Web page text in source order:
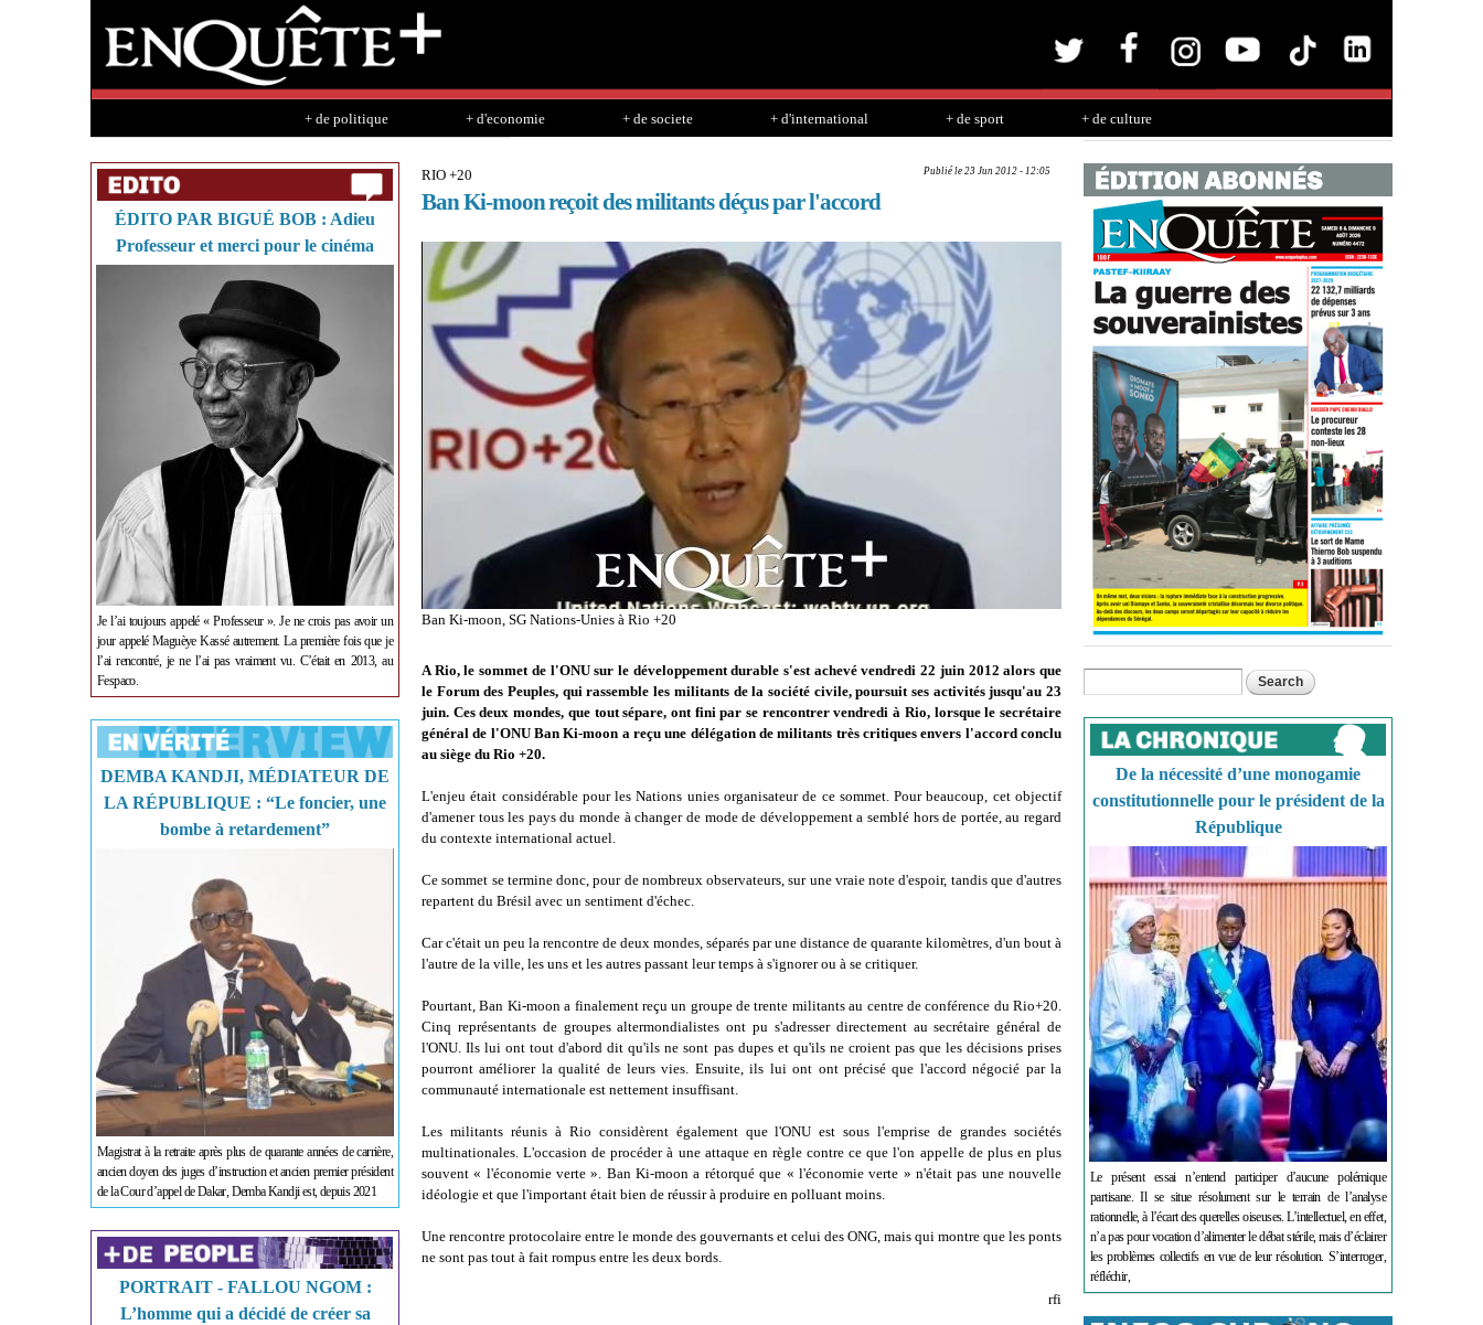
+ de politique + d'economie + de societe + d'international + de sport + de culture
ÉDITO PAR BIGUÉ BOB : Adieu
Professeur et merci pour le cinéma
Je l’ai toujours appelé « Professeur ». Je ne crois pas avoir un
jour appelé Maguèye Kassé autrement. La première fois que je
l’ai rencontré, je ne l’ai pas vraiment vu. C’était en 2013, au
Fespaco.
DEMBA KANDJI, MÉDIATEUR DE
LA RÉPUBLIQUE : “Le foncier, une
bombe à retardement”
Magistrat à la retraite après plus de quarante années de carrière,
ancien doyen des juges d’instruction et ancien premier président
de la Cour d’appel de Dakar, Demba Kandji est, depuis 2021
PORTRAIT - FALLOU NGOM :
L’homme qui a décidé de créer sa
Publié le 23 Jun 2012 - 12:05
RIO +20
Ban Ki-moon reçoit des militants déçus par l'accord
Ban Ki-moon, SG Nations-Unies à Rio +20
A Rio, le sommet de l'ONU sur le développement durable s'est achevé vendredi 22 juin 2012 alors que
le Forum des Peuples, qui rassemble les militants de la société civile, poursuit ses activités jusqu'au 23
juin. Ces deux mondes, que tout sépare, ont fini par se rencontrer vendredi à Rio, lorsque le secrétaire
général de l'ONU Ban Ki-moon a reçu une délégation de militants très critiques envers l'accord conclu
au siège du Rio +20.
L'enjeu était considérable pour les Nations unies organisateur de ce sommet. Pour beaucoup, cet objectif
d'amener tous les pays du monde à changer de mode de développement a semblé hors de portée, au regard
du contexte international actuel.
Ce sommet se termine donc, pour de nombreux observateurs, sur une vraie note d'espoir, tandis que d'autres
repartent du Brésil avec un sentiment d'échec.
Car c'était un peu la rencontre de deux mondes, séparés par une distance de quarante kilomètres, d'un bout à
l'autre de la ville, les uns et les autres passant leur temps à s'ignorer ou à se critiquer.
Pourtant, Ban Ki-moon a finalement reçu un groupe de trente militants au centre de conférence du Rio+20.
Cinq représentants de groupes altermondialistes ont pu s'adresser directement au secrétaire général de
l'ONU. Ils lui ont tout d'abord dit qu'ils ne sont pas dupes et qu'ils ne croient pas que les décisions prises
pourront améliorer la qualité de leurs vies. Ensuite, ils lui ont ont précisé que l'accord négocié par la
communauté internationale est nettement insuffisant.
Les militants réunis à Rio considèrent également que l'ONU est sous l'emprise de grandes sociétés
multinationales. L'occasion de procéder à une attaque en règle contre ce que l'on appelle de plus en plus
souvent « l'économie verte ». Ban Ki-moon a rétorqué que « l'économie verte » n'était pas une nouvelle
idéologie et que l'important était bien de réussir à produire en polluant moins.
Une rencontre protocolaire entre le monde des gouvernants et celui des ONG, mais qui montre que les ponts
ne sont pas tout à fait rompus entre les deux bords.
rfi
Search form
De la nécessité d’une monogamie
constitutionnelle pour le président de la
République
Le présent essai n’entend participer d’aucune polémique
partisane. Il se situe résolument sur le terrain de l’analyse
rationnelle, à l’écart des querelles oiseuses. L’intellectuel, en effet,
n’a pas pour vocation d’alimenter le débat stérile, mais d’éclairer
les problèmes collectifs en vue de leur résolution. S’interroger,
réfléchir,